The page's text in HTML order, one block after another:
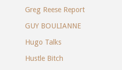
Greg Reese Report
GUY BOULIANNE
Hugo Talks
Hustle Bitch